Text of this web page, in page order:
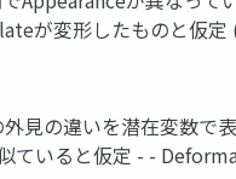
が変形したものと仮
見の違いを潜在変数
ていると仮定 - -